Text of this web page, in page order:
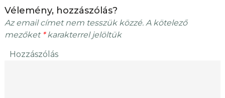
Vélemény, hozzászólás?
Az email címet nem tesszük közzé.A kötelező
mezőket *karakterrel jelöltük
Hozzászólás